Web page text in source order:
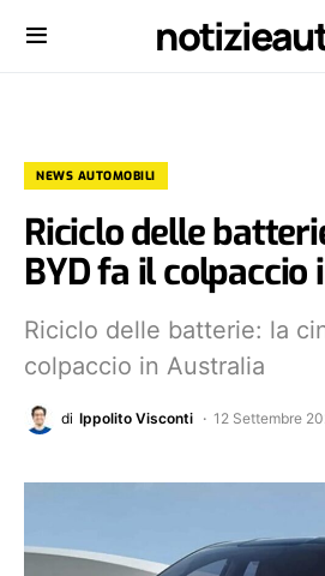
NEWS AUTOMOBILI
Riciclo delle
BYD fa il
Riciclo delle batterie: la
colpaccio in Australia
di Ippolito Visconti 12 Settembre